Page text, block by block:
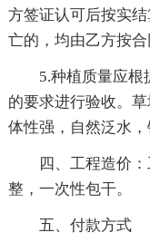
方签证认可后按实
亡的，均由乙方按
5.种植质量应根
的要求进行验收。
体性强，自然泛水，
四、工程造价
整，一次性包干。
五、付款方式